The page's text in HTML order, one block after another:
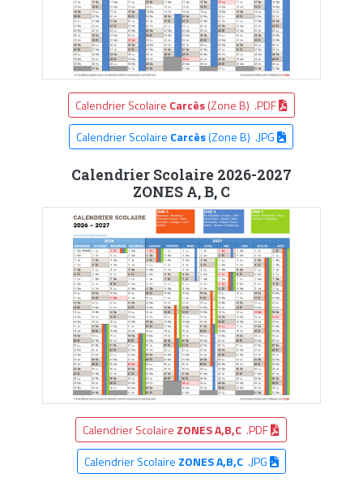
Calendrier Scolaire Carcès(Zone B) .PDF
Calendrier Scolaire Carcès(Zone B) .JPG
Calendrier Scolaire 2026-2027
ZONES A, B, C
Calendrier Scolaire ZONES A,B,C .PDF
Calendrier Scolaire ZONES A,B,C.JPG